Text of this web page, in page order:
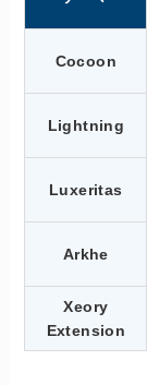
Cocoon
Lightning
Luxeritas
Arkhe
Xeory
Extension